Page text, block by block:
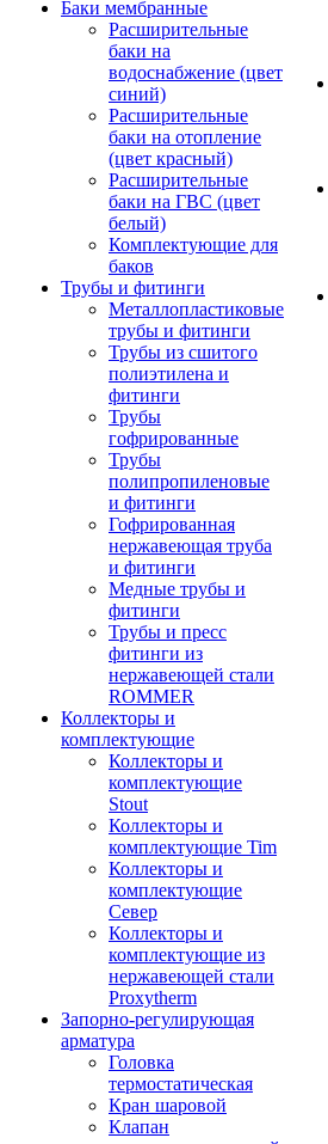
Баки мембранные
Расширительные
баки на
водоснабжение (цвет
синий)
Расширительные
баки на отопление
(цвет красный)
Расширительные
баки на ГВС (цвет
белый)
Комплектующие для
баков
Трубы и фитинги
Металлопластиковые
трубы и фитинги
Трубы из сшитого
полиэтилена и
фитинги
Трубы
гофрированные
Трубы
полипропиленовые
и фитинги
Гофрированная
нержавеющая труба
и фитинги
Медные трубы и
фитинги
Трубы и пресс
фитинги из
нержавеющей стали
ROMMER
Коллекторы и
комплектующие
Коллекторы и
комплектующие
Stout
Коллекторы и
комплектующие Tim
Коллекторы и
комплектующие
Север
Коллекторы и
комплектующие из
нержавеющей стали
Proxytherm
Запорно-регулирующая
арматура
Головка
термостатическая
Кран шаровой
Клапан